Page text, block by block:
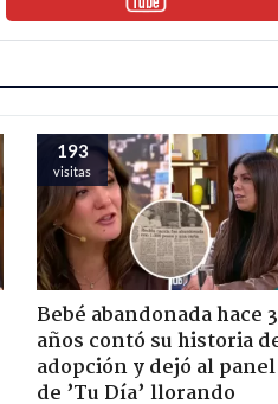
193
visitas
Bebé abandonada hace
años contó su historia
adopción y dejó al panel
de ’Tu Día’ llorando